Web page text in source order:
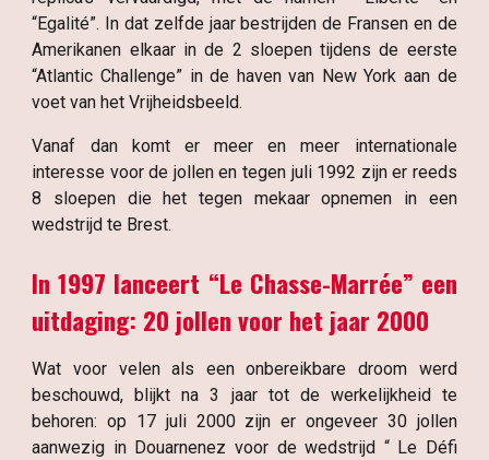
“Egalité”. In dat zelfde jaar bestrijden de Fransen en de
Amerikanen elkaar in de 2 sloepen tijdens de eerste
“Atlantic Challenge” in de haven van New York aan de
voet van het Vrijheidsbeeld.
Vanaf dan komt er meer en meer internationale
interesse voor de jollen en tegen juli 1992 zijn er reeds
8 sloepen die het tegen mekaar opnemen in een
wedstrijd te Brest.
In 1997 lanceert “Le Chasse-Marrée” een
uitdaging: 20 jollen voor het jaar 2000
Wat voor velen als een onbereikbare droom werd
beschouwd, blijkt na 3 jaar tot de werkelijkheid te
behoren: op 17 juli 2000 zijn er ongeveer 30 jollen
aanwezig in Douarnenez voor de wedstrijd “ Le Défi